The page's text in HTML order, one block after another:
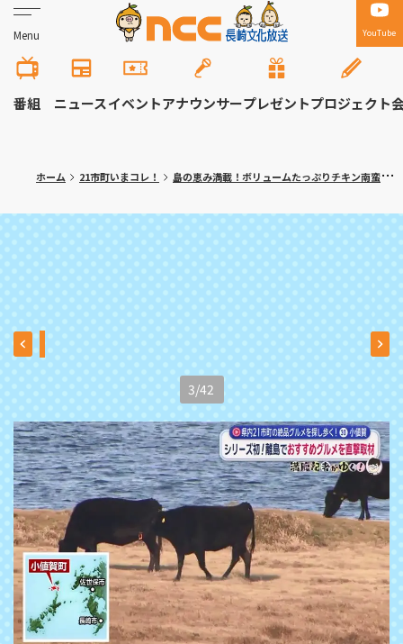
Menu YouTube
番組 ニュースイベントアナウンサープレゼントプロジェクト
ホーム 21市町いまコレ！ 島の恵み満載！ボリュームたっぷりチキン南蛮定食 小値賀町「KONNE Lunch&cafe」満腹記者が行く㉚
3/42